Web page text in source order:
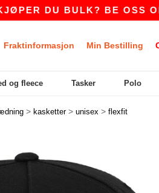
DU BULK? BE OSS OM ET
Fraktinformasjon Min Bestilling
og fleece Tasker Polo
> kasketter > unisex > flexfit